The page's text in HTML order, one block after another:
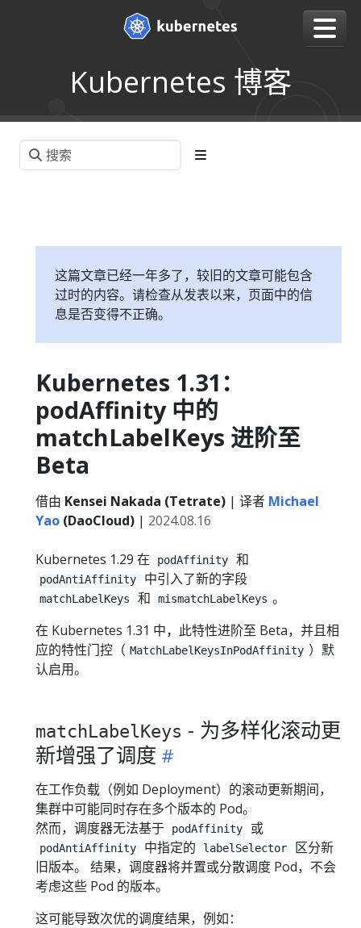
Kubernetes 博客
这篇文章已经一年多了，较旧的文章可能包含
过时的内容。请检查从发表以来，页面中的信
息是否变得不正确。
Kubernetes 1.31：
podAffinity 中的
matchLabelKeys 进阶至
Beta
借由 Kensei Nakada (Tetrate) | 译者 Michael
Yao (DaoCloud) | 2024.08.16
Kubernetes 1.29 在 podAffinity 和
podAntiAffinity 中引入了新的字段
matchLabelKeys 和 mismatchLabelKeys 。
在 Kubernetes 1.31 中，此特性进阶至 Beta，并且相
应的特性门控（ MatchLabelKeysInPodAffinity ）默
认启用。
matchLabelKeys - 为多样化滚动更
新增强了调度
在工作负载（例如 Deployment）的滚动更新期间，
集群中可能同时存在多个版本的 Pod。
然而，调度器无法基于
podAffinity 或
podAntiAffinity 中指定的 labelSelector
区分新
旧版本。 结果，调度器将并置或分散调度 Pod，不会
考虑这些 Pod 的版本。
这可能导致次优的调度结果，例如：